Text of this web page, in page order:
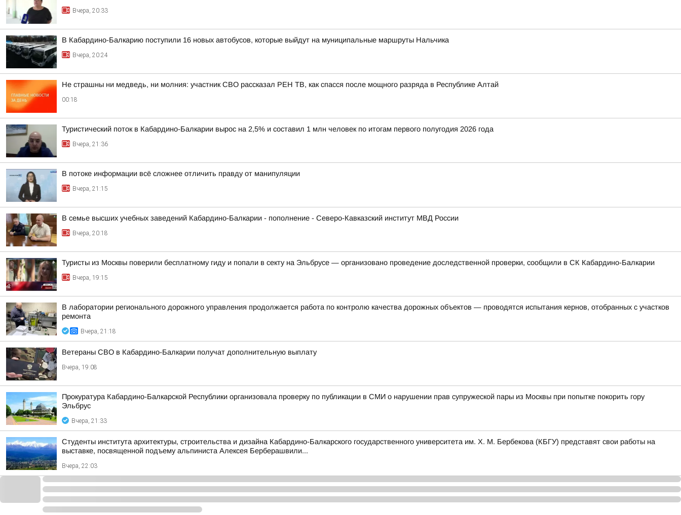
Вчера, 20:33
В Кабардино-Балкарию поступили 16 новых автобусов, которые выйдут на муниципальные маршруты Нальчика
Вчера, 20:24
Не страшны ни медведь, ни молния: участник СВО рассказал РЕН ТВ, как спасся после мощного разряда в Республике Алтай
00:18
Туристический поток в Кабардино-Балкарии вырос на 2,5% и составил 1 млн человек по итогам первого полугодия 2026 года
Вчера, 21:36
В потоке информации всё сложнее отличить правду от манипуляции
Вчера, 21:15
В семье высших учебных заведений Кабардино-Балкарии - пополнение - Северо-Кавказский институт МВД России
Вчера, 20:18
Туристы из Москвы поверили бесплатному гиду и попали в секту на Эльбрусе — организовано проведение доследственной проверки, сообщили в СК Кабардино-Балкарии
Вчера, 19:15
В лаборатории регионального дорожного управления продолжается работа по контролю качества дорожных объектов — проводятся испытания кернов, отобранных с участков
ремонта
Вчера, 21:18
Ветераны СВО в Кабардино-Балкарии получат дополнительную выплату
Вчера, 19:08
Прокуратура Кабардино-Балкарской Республики организовала проверку по публикации в СМИ о нарушении прав супружеской пары из Москвы при попытке покорить гору
Эльбрус
Вчера, 21:33
Студенты института архитектуры, строительства и дизайна Кабардино-Балкарского государственного университета им. Х. М. Бербекова (КБГУ) представят свои работы на
выставке, посвященной подъему альпиниста Алексея Берберашвили...
Вчера, 22:03